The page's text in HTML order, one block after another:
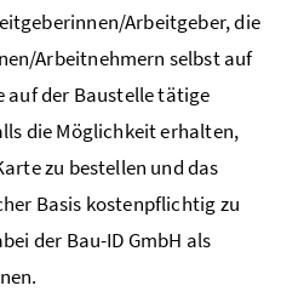
Arbeitgeber, die
Arbeitnehmern selbst auf
auf der Baustelle tätige
die Möglichkeit erhalten,
zu bestellen und das
Basis kostenpflichtig zu
der Bau-ID GmbH als